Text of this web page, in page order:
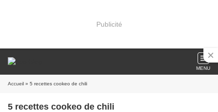
Publicité
MENU
Accueil » 5 recettes cookeo de chili
5 recettes cookeo de chili